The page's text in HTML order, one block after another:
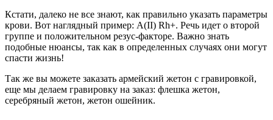
Кстати, далеко не все знают, как правильно указать параметры
крови. Вот наглядный пример: A(II) Rh+. Речь идет о второй
группе и положительном резус-факторе. Важно знать
подобные нюансы, так как в определенных случаях они могут
спасти жизнь!
Так же вы можете заказать армейский жетон с гравировкой,
еще мы делаем гравировку на заказ: флешка жетон,
серебряный жетон, жетон ошейник.